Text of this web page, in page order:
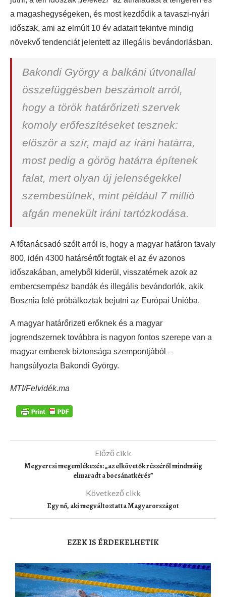
a magashegységeken, és most kezdődik a tavaszi-nyári
időszak, ami az elmúlt 10 év adatait tekintve mindig
növekvő tendenciát jelentett az illegális bevándorlásban.
Bakondi György a balkáni útvonallal
összefüggésben beszámolt arról,
hogy a török határőrizeti szervek
komoly erőfeszítéseket tesznek:
először a szír, majd az iráni határra,
most pedig a görög határra építenek
falat, mert olyan új jelenségekkel
szembesülnek, mint például 7 millió
afgán menekült iráni tartózkodása.
A főtanácsadó szólt arról is, hogy a magyar határon tavaly
800, idén 4300 határsértőt fogtak el az év azonos
időszakában, amelyből kiderül, visszatérnek azok az
embercsempész bandák és illegális bevándorlók, akik
Bosznia felé próbálkoztak bejutni az Európai Unióba.
A magyar határőrizeti erőknek és a magyar
jogrendszernek továbbra is nagyon fontos szerepe van a
magyar emberek biztonsága szempontjából –
hangsúlyozta Bakondi György.
MTI/Felvidék.ma
Előző cikk
Megyercsi megemlékezés: „az elkövetők részéről mindmáig
elmaradt a bocsánatkérés”
Következő cikk
Egy nő, aki megváltoztatta Magyarországot
EZEK IS ÉRDEKELHETIK